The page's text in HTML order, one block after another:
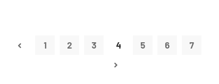
1 2 3 4 5 6 7